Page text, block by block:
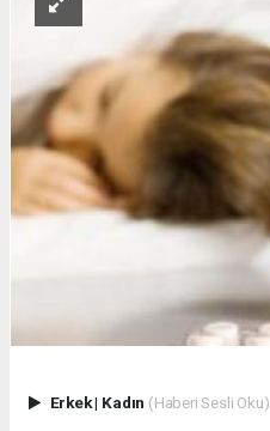
Erkek| Kadın (Haberi Sesli Oku)